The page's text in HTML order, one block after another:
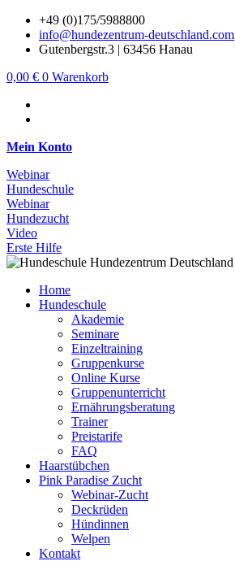
Zum
Inhalt
springen
+49 (0)175/5988800
info@hundezentrum-deutschland.com
Gutenbergstr.3 | 63456 Hanau
0,00 € 0 Warenkorb
Mein Konto
Webinar
Hundeschule
Webinar
Hundezucht
Video
Erste Hilfe
Home
Hundeschule
Akademie
Seminare
Einzeltraining
Gruppenkurse
Online Kurse
Gruppenunterricht
Ernährungsberatung
Trainer
Preistarife
FAQ
Haarstübchen
Pink Paradise Zucht
Webinar-Zucht
Deckrüden
Hündinnen
Welpen
Kontakt